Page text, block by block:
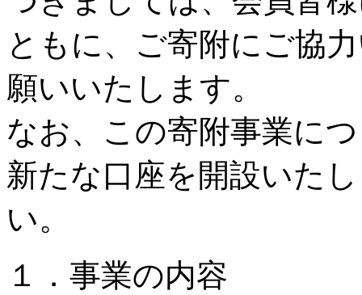
ともに、ご寄附にご協
願いいたします。
なお、この寄附事業に
新たな口座を開設いた
い。
１．事業の内容